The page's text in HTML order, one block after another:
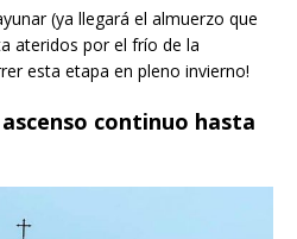
(ya llegará el almuerzo que
ateridos por el frío de la
esta etapa en pleno invierno!
continuo hasta